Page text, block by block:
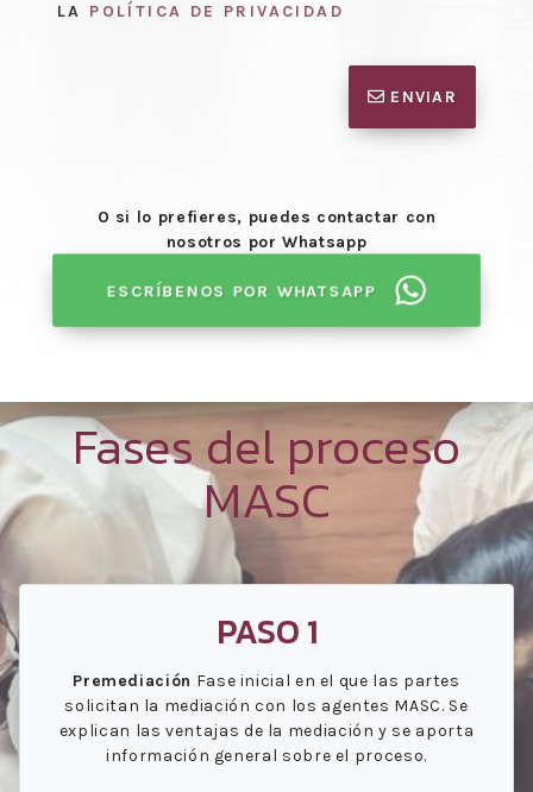
LA POLÍTICA DE PRIVACIDAD
ENVIAR
O si lo prefieres, puedes contactar con
nosotros por Whatsapp
ESCRÍBENOS POR WHATSAPP
Fases del proceso
MASC
PASO 1
Premediación Fase inicial en el que las partes
solicitan la mediación con los agentes MASC. Se
explican las ventajas de la mediación y se aporta
información general sobre el proceso.